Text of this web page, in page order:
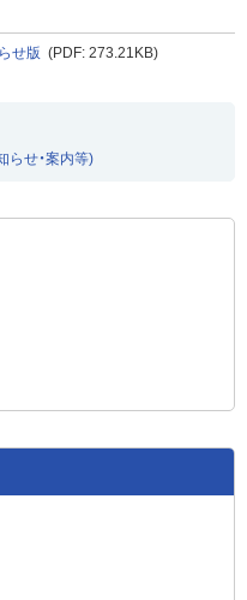
せ版 (PDF: 273.21KB)
らせ・案内等)